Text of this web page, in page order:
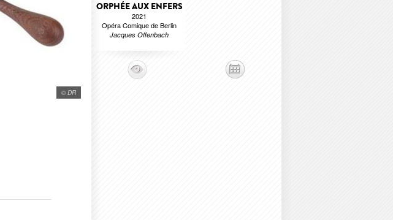
© DR
ORPHÉE AUX ENFERS
2021
Opéra Comique de Berlin
Jacques Offenbach